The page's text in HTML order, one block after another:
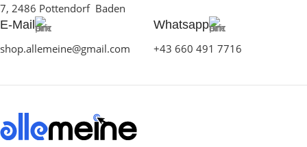
7, 2486 Pottendorf Baden
E-Mail
shop.allemeine@gmail.com
Whatsapp
+43 660 491 7716